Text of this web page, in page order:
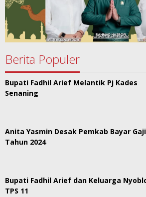
Berita Populer
Bupati Fadhil Arief Melantik Pj Kades
Senaning
Anita Yasmin Desak Pemkab Bayar
Tahun 2024
Bupati Fadhil Arief dan Keluarga
TPS 11